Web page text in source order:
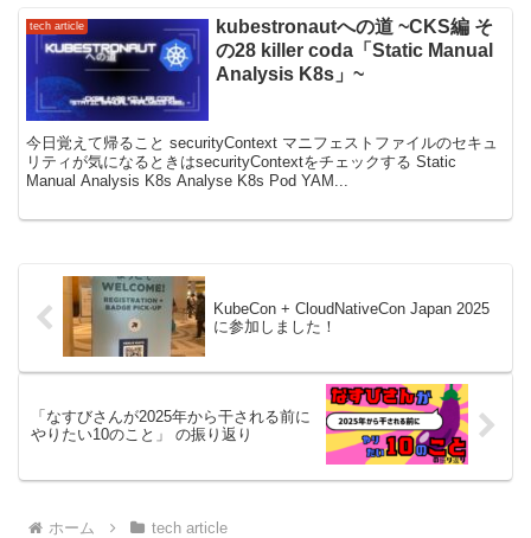
tech article
kubestronautへの道 ~CKS編 そ
の28 killer coda「Static Manual
Analysis K8s」~
今日覚えて帰ること securityContext マニフェストファイルのセキュ
リティが気になるときはsecurityContextをチェックする Static
Manual Analysis K8s Analyse K8s Pod YAM...
KubeCon + CloudNativeCon Japan 2025
に参加しました！
「なすびさんが2025年から干される前に
やりたい10のこと」 の振り返り
ホーム tech article